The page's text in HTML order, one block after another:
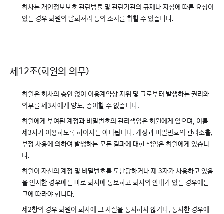
회사는 개인정보보호 관련법률 및 관련기관의 규제나 지침에 따른 요청이
있는 경우 회원의 탈회처리 등의 조치를 취할 수 있습니다.
제12조(회원의 의무)
회원은 회사의 승인 없이 이용계약상 지위 및 그로부터 발생하는 권리와
의무를 제3자에게 양도, 증여할 수 없습니다.
회원에게 부여된 계정과 비밀번호의 관리책임은 회원에게 있으며, 이를
제3자가 이용하도록 하여서는 아니됩니다. 계정과 비밀번호의 관리소홀,
부정 사용에 의하여 발생하는 모든 결과에 대한 책임은 회원에게 있습니
다.
회원이 자신의 계정 및 비밀번호를 도난당하거나 제 3자가 사용하고 있음
을 인지한 경우에는 바로 회사에 통보하고 회사의 안내가 있는 경우에는
그에 따라야 합니다.
제2항의 경우 회원이 회사에 그 사실을 통지하지 않거나, 통지한 경우에